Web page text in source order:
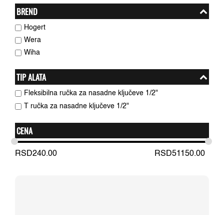
BREND
Hogert
Wera
Wiha
TIP ALATA
Fleksibilna ručka za nasadne ključeve 1/2"
T ručka za nasadne ključeve 1/2"
CENA
RSD240.00 RSD51150.00